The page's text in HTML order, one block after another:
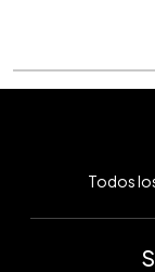
Todos